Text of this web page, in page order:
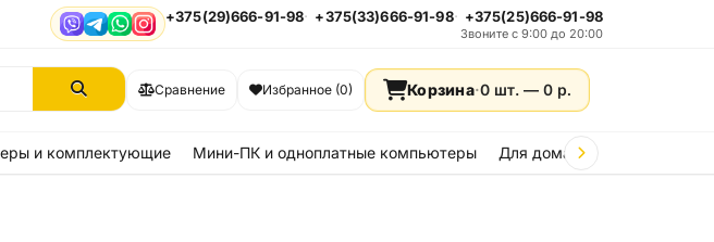
ViberTelegram
WhatsApp
Instagram
+375(29)666-91-98 +375(33)666-91-98 +375(25)666-91-98
Звоните с 9:00 до 20:00
Сравнение Избранное (0) Корзина·0 шт. — 0 р.
и комплектующие Мини-ПК и одноплатные компьютеры Для дома и дачи